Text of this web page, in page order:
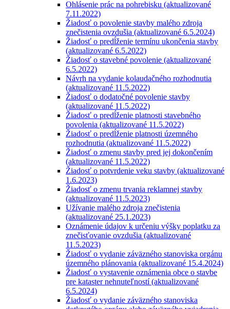
Ohlásenie prác na pohrebisku (aktualizované
7.11.2022)
Žiadosť o povolenie stavby malého zdroja
znečistenia ovzdušia (aktualizované 6.5.2024)
Žiadosť o predĺženie termínu ukončenia stavby
(aktualizované 6.5.2022)
Žiadosť o stavebné povolenie (aktualizované
6.5.2022)
Návrh na vydanie kolaudačného rozhodnutia
(aktualizované 11.5.2022)
Žiadosť o dodatočné povolenie stavby
(aktualizované 11.5.2022)
Žiadosť o predĺženie platnosti stavebného
povolenia (aktualizované 11.5.2022)
Žiadosť o predĺženie platnosti územného
rozhodnutia (aktualizované 11.5.2022)
Žiadosť o zmenu stavby pred jej dokončením
(aktualizované 11.5.2022)
Žiadosť o potvrdenie veku stavby (aktualizované
1.6.2023)
Žiadosť o zmenu trvania reklamnej stavby
(aktualizované 11.5.2023)
Užívanie malého zdroja znečistenia
(aktualizované 25.1.2023)
Oznámenie údajov k určeniu výšky poplatku za
znečisťovanie ovzdušia (aktualizované
11.5.2023)
Žiadosť o vydanie záväzného stanoviska orgánu
územného plánovania (aktualizované 15.4.2024)
Žiadosť o vystavenie oznámenia obce o stavbe
pre kataster nehnuteľností (aktualizované
6.5.2024)
Žiadosť o vydanie záväzného stanoviska